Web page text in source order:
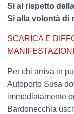
Si al rispetto
Si alla volontà di
SCARICA E
Per chi arriva in
Autoporto Susa
immediatamente
Bardonecchia